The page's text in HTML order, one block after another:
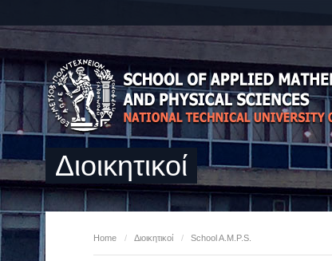
Διοικητικοί
Home / Διοικητικοί / School A.M.P.S.